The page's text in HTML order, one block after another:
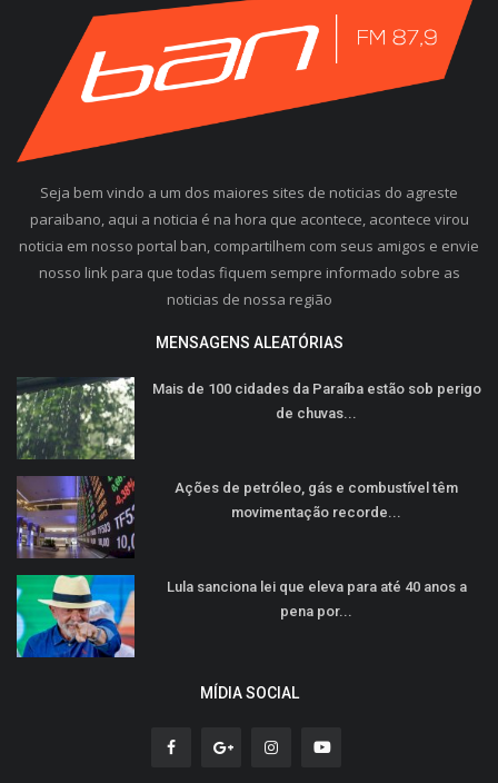
Seja bem vindo a um dos maiores sites de noticias do agreste
paraibano, aqui a noticia é na hora que acontece, acontece virou
noticia em nosso portal ban, compartilhem com seus amigos e envie
nosso link para que todas fiquem sempre informado sobre as
noticias de nossa região
MENSAGENS ALEATÓRIAS
Mais de 100 cidades da Paraíba estão sob perigo
de chuvas...
Ações de petróleo, gás e combustível têm
movimentação recorde...
Lula sanciona lei que eleva para até 40 anos a
pena por...
MÍDIA SOCIAL